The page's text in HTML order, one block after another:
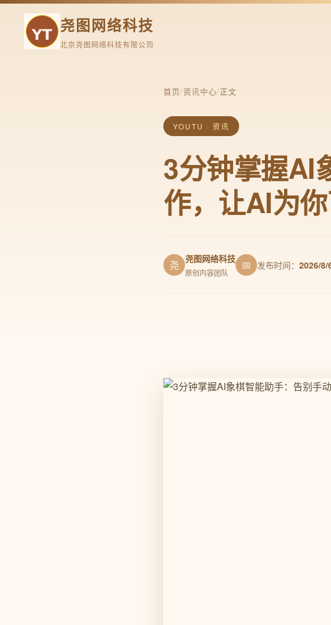
尧图网络科技
北京尧图网络科技有限公司
首页/资讯中心/正文
YOUTU · 资讯
3分钟掌握AI
作，让AI为
尧 尧图网络科技
原创内容团队
📅 发布时间： 2026/